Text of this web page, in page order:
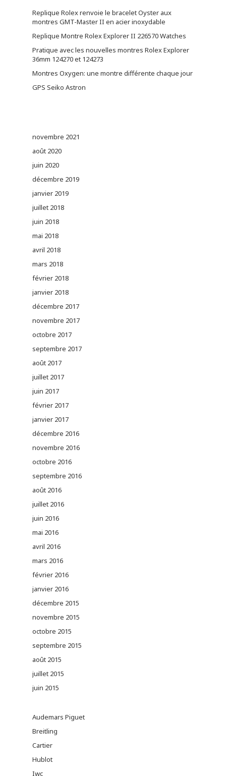
Replique Rolex renvoie le bracelet Oyster aux
montres GMT-Master II en acier inoxydable
Replique Montre Rolex Explorer II 226570 Watches
Pratique avec les nouvelles montres Rolex Explorer
36mm 124270 et 124273
Montres Oxygen: une montre différente chaque jour
GPS Seiko Astron
novembre 2021
août 2020
juin 2020
décembre 2019
janvier 2019
juillet 2018
juin 2018
mai 2018
avril 2018
mars 2018
février 2018
janvier 2018
décembre 2017
novembre 2017
octobre 2017
septembre 2017
août 2017
juillet 2017
juin 2017
février 2017
janvier 2017
décembre 2016
novembre 2016
octobre 2016
septembre 2016
août 2016
juillet 2016
juin 2016
mai 2016
avril 2016
mars 2016
février 2016
janvier 2016
décembre 2015
novembre 2015
octobre 2015
septembre 2015
août 2015
juillet 2015
juin 2015
Audemars Piguet
Breitling
Cartier
Hublot
Iwc